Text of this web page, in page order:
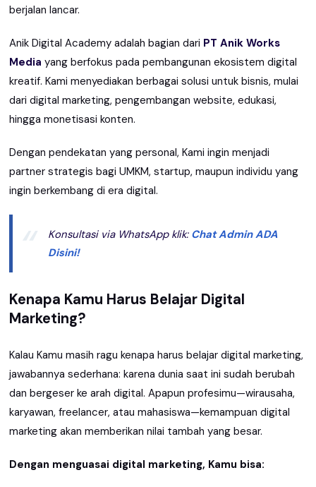
berjalan lancar.
Anik Digital Academy adalah bagian dari PT Anik Works
Media yang berfokus pada pembangunan ekosistem digital
kreatif. Kami menyediakan berbagai solusi untuk bisnis, mulai
dari digital marketing, pengembangan website, edukasi,
hingga monetisasi konten.
Dengan pendekatan yang personal, Kami ingin menjadi
partner strategis bagi UMKM, startup, maupun individu yang
ingin berkembang di era digital.
Konsultasi via WhatsApp klik: ChatAdminADA
Disini!
Kenapa Kamu Harus Belajar Digital
Marketing?
Kalau Kamu masih ragu kenapa harus belajar digital marketing,
jawabannya sederhana: karena dunia saat ini sudah berubah
dan bergeser ke arah digital. Apapun profesimu—wirausaha,
karyawan, freelancer, atau mahasiswa—kemampuan digital
marketing akan memberikan nilai tambah yang besar.
Dengan menguasai digital marketing, Kamu bisa: